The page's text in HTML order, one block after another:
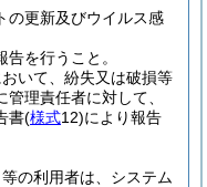
の更新及びウイルス感
を行うこと。
いて、紛失又は破損等
理責任者に対して、
書(様式12)により報告
の利用者は、システム